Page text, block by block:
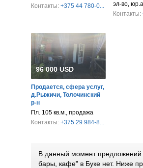
Контакты: +375 44 780-0...
эл-во,
Контакты:
96 000 USD
Продается, сфера услуг,
д.Рыжичи, Толочинский
р-н
Пл. 105 кв.м., продажа
Контакты: +375 29 984-8...
В данный момент
бары, кафе" в Буке нет. Ниже